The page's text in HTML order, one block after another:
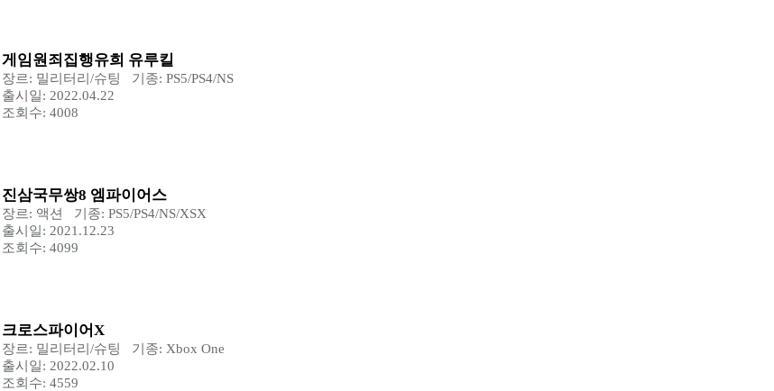
게임원죄집행유희 유루킬
장르: 밀리터리/슈팅 기종: PS5/PS4/NS
출시일: 2022.04.22
조회수: 4008
진삼국무쌍8 엠파이어스
장르: 액션 기종: PS5/PS4/NS/XSX
출시일: 2021.12.23
조회수: 4099
크로스파이어X
장르: 밀리터리/슈팅 기종: Xbox One
출시일: 2022.02.10
조회수: 4559